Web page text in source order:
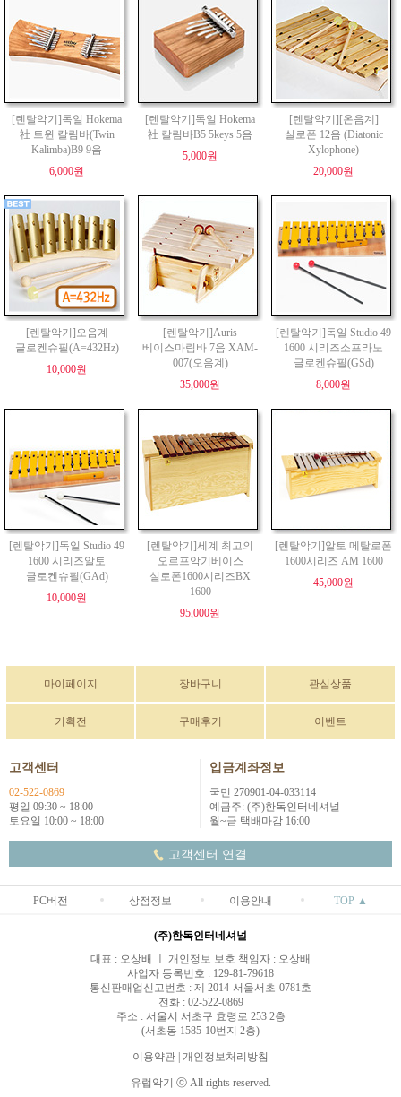
[렌탈악기]독일 Hokema
社 트윈 칼림바(Twin
Kalimba)B9 9음
6,000원
[렌탈악기]독일 Hokema
社 칼림바B5 5keys 5음
5,000원
[렌탈악기][온음계]
실로폰 12음 (Diatonic
Xylophone)
20,000원
[렌탈악기]오음계
글로켄슈필(A=432Hz)
10,000원
[렌탈악기]Auris
베이스마림바 7음 XAM-
007(오음계)
35,000원
[렌탈악기]독일 Studio 49
1600 시리즈소프라노
글로켄슈필(GSd)
8,000원
[렌탈악기]독일 Studio 49
1600 시리즈알토
글로켄슈필(GAd)
10,000원
[렌탈악기]세계 최고의
오르프악기베이스
실로폰1600시리즈BX
1600
95,000원
[렌탈악기]알토 메탈로폰
1600시리즈 AM 1600
45,000원
마이페이지 장바구니 관심상품
기획전 구매후기 이벤트
고객센터
02-522-0869
평일 09:30 ~ 18:00
토요일 10:00 ~ 18:00
입금계좌정보
국민 270901-04-033114
예금주: (주)한독인터네셔널
월~금 택배마감 16:00
고객센터 연결
PC버전 상점정보 이용안내 TOP ▲
(주)한독인터네셔널
대표 : 오상배 ㅣ 개인정보 보호 책임자 : 오상배
사업자 등록번호 : 129-81-79618
통신판매업신고번호 : 제 2014-서울서초-0781호
전화 : 02-522-0869
주소 : 서울시 서초구 효령로 253 2층
(서초동 1585-10번지 2층)
이용약관 개인정보처리방침
유럽악기 ⓒ All rights reserved.